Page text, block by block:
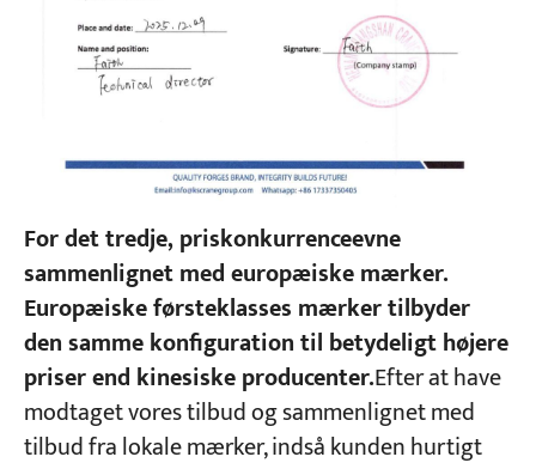
For det tredje, priskonkurrenceevne
sammenlignet med europæiske mærker.
Europæiske førsteklasses mærker tilbyder
den samme konfiguration til betydeligt højere
priser end kinesiske producenter.Efter at have
modtaget vores tilbud og sammenlignet med
tilbud fra lokale mærker, indså kunden hurtigt